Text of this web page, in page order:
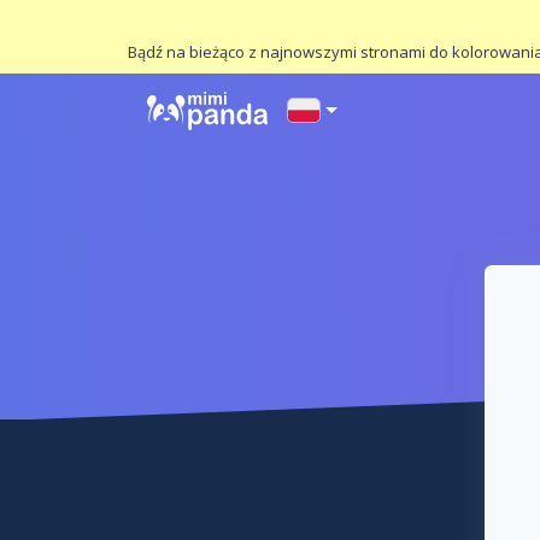
Bądź na bieżąco z najnowszymi stronami do